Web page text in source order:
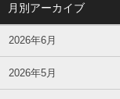
月別アーカイブ
2026年6月
2026年5月